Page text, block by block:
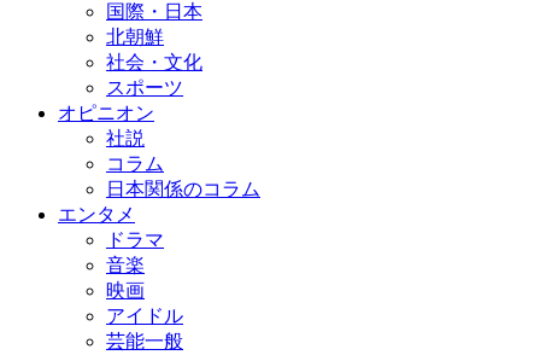
国際・日本
北朝鮮
社会・文化
スポーツ
オピニオン
社説
コラム
日本関係のコラム
エンタメ
ドラマ
音楽
映画
アイドル
芸能一般